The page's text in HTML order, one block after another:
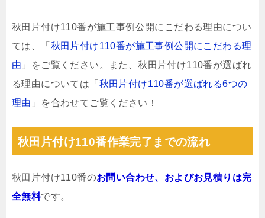
秋田片付け110番が施工事例公開にこだわる理由につい
ては、「 秋田片付け110番が施工事例公開にこだわる理
由 」をご覧ください。また、秋田片付け110番が選ばれ
る理由については「 秋田片付け110番が選ばれる6つの
理由 」を合わせてご覧ください！
秋田片付け110番作業完了までの流れ
秋田片付け110番のお問い合わせ、およびお見積りは完
全無料です。